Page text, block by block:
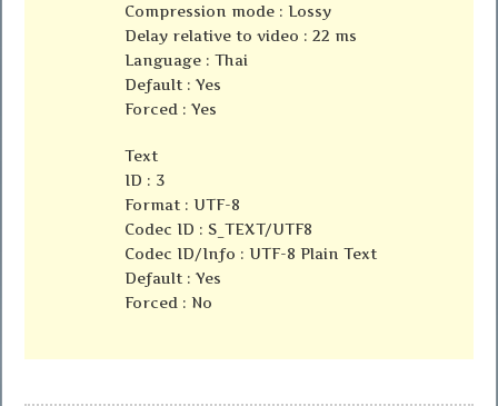
Compression mode : Lossy
Delay relative to video : 22 ms
Language : Thai
Default : Yes
Forced : Yes
Text
ID : 3
Format : UTF-8
Codec ID : S_TEXT/UTF8
Codec ID/Info : UTF-8 Plain Text
Default : Yes
Forced : No